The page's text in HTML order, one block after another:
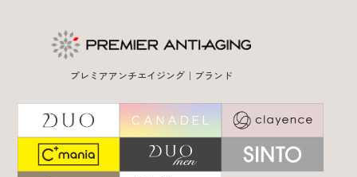
プレミアアンチエイジング｜ブランド